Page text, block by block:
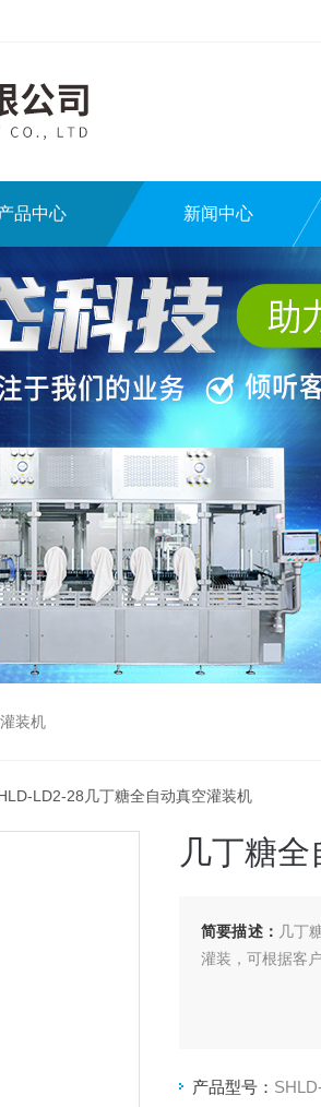
品中心 新闻中心
装机
LD2-28几丁糖全自动真空灌装机
几丁糖
简要描述： 几丁
灌装，可根据客
产品型号：